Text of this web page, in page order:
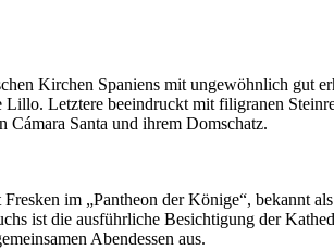
Kirchen Spaniens mit ungewöhnlich gut
Letztere beeindruckt mit filigranen
Santa und ihrem Domschatz.
im „Pantheon der Könige“, bekannt
ist die ausführliche Besichtigung der
Abendessen aus.